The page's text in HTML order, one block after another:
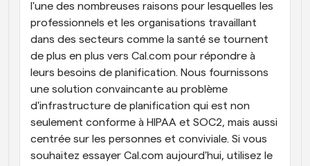
l'une des nombreuses raisons pour lesquelles les
professionnels et les organisations travaillant
dans des secteurs comme la santé se tournent
de plus en plus vers Cal.com pour répondre à
leurs besoins de planification. Nous fournissons
une solution convaincante au problème
d'infrastructure de planification qui est non
seulement conforme à HIPAA et SOC2, mais aussi
centrée sur les personnes et conviviale. Si vous
souhaitez essayer Cal.com aujourd'hui, utilisez le